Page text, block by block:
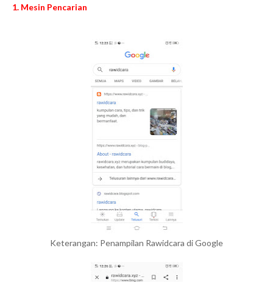
1. Mesin Pencarian
Keterangan: Penampilan Rawidcara di Google